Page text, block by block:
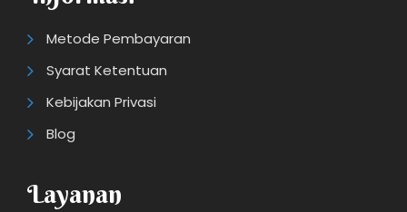
Metode Pembayaran
Syarat Ketentuan
Kebijakan Privasi
Blog
Layanan